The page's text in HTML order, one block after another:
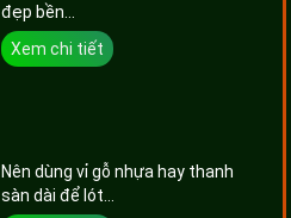
đẹp bền...
Xem chi tiết
Nên dùng vỉ gỗ nhựa hay thanh
sàn dài để lót...